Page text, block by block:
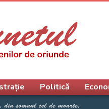
Politică